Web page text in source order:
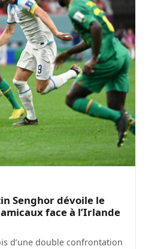
Senghor dévoile le
face à l’Irlande
d’une double confrontation